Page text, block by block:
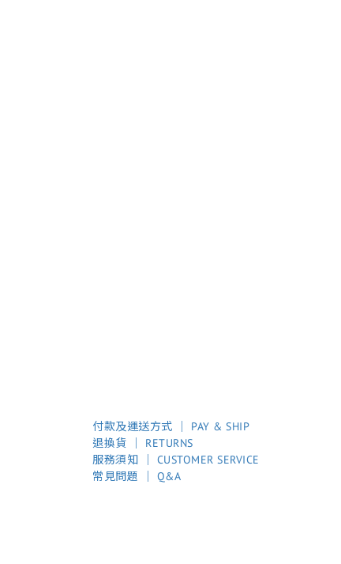
付款及運送方式 │ PAY & SHIP
退換貨 │ RETURNS
服務須知 │ CUSTOMER SERVICE
常見問題 │ Q&A